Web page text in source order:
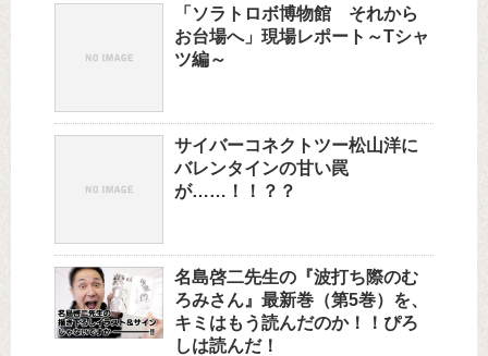
「ソラトロボ博物館 それから
お台場へ」現場レポート～Tシャ
ツ編～
サイバーコネクトツー松山洋に
バレンタインの甘い罠
が……！！？？
名島啓二先生の『波打ち際のむ
ろみさん』最新巻（第5巻）を、
キミはもう読んだのか！！ぴろ
しは読んだ！